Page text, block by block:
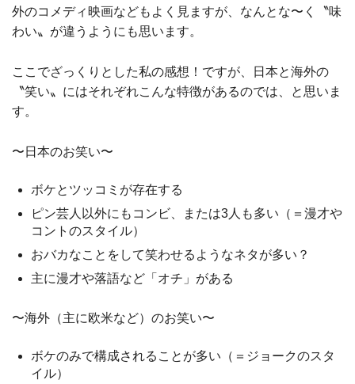
外のコメディ映画などもよく見ますが、なんとな〜く〝味
わい〟が違うようにも思います。
ここでざっくりとした私の感想！ですが、日本と海外の
〝笑い〟にはそれぞれこんな特徴があるのでは、と思いま
す。
〜日本のお笑い〜
ボケとツッコミが存在する
ピン芸人以外にもコンビ、または3人も多い（＝漫才や
コントのスタイル）
おバカなことをして笑わせるようなネタが多い？
主に漫才や落語など「オチ」がある
〜海外（主に欧米など）のお笑い〜
ボケのみで構成されることが多い（＝ジョークのスタ
イル）